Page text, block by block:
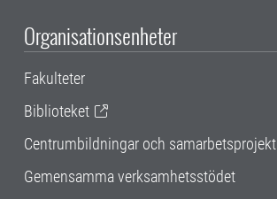
Organisationsenheter
Fakulteter
Biblioteket
Centrumbildningar och samarbetsprojekt
Gemensamma verksamhetsstödet